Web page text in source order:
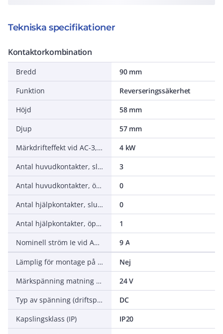
Tekniska specifikationer
Kontaktorkombination
Bredd
90 mm
Funktion
Reverseringssäkerhet
Höjd
58 mm
Djup
57 mm
Märkdrifteffekt vid AC-3, 400 V
4 kW
Antal huvudkontakter, slutande (NO - normalt öppna)
3
Antal huvudkontakter, öppnande (NC - normalt stängda)
0
Antal hjälpkontakter, slutande (NO - normalt öppna)
0
Antal hjälpkontakter, öppnande (NC - normalt stängda)
1
Nominell ström Ie vid AC-3, 400 V
9 A
Lämplig för montage på skena
Nej
Märkspänning matning vid DC
24 V
Typ av spänning (driftspänning)
DC
Kapslingsklass (IP)
IP20